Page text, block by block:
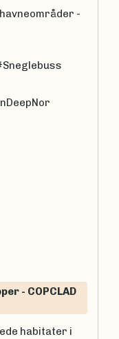
-
- COPCLAD
habitater i